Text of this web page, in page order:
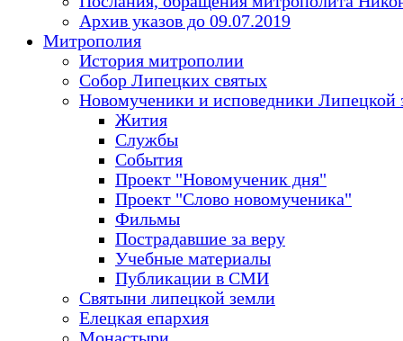
Архив указов до 09.07.2019
Митрополия
История митрополии
Собор Липецких святых
Новомученики и исповедники Липецкой
Жития
Службы
События
Проект "Новомученик дня"
Проект "Слово новомученика"
Фильмы
Пострадавшие за веру
Учебные материалы
Публикации в СМИ
Святыни липецкой земли
Елецкая епархия